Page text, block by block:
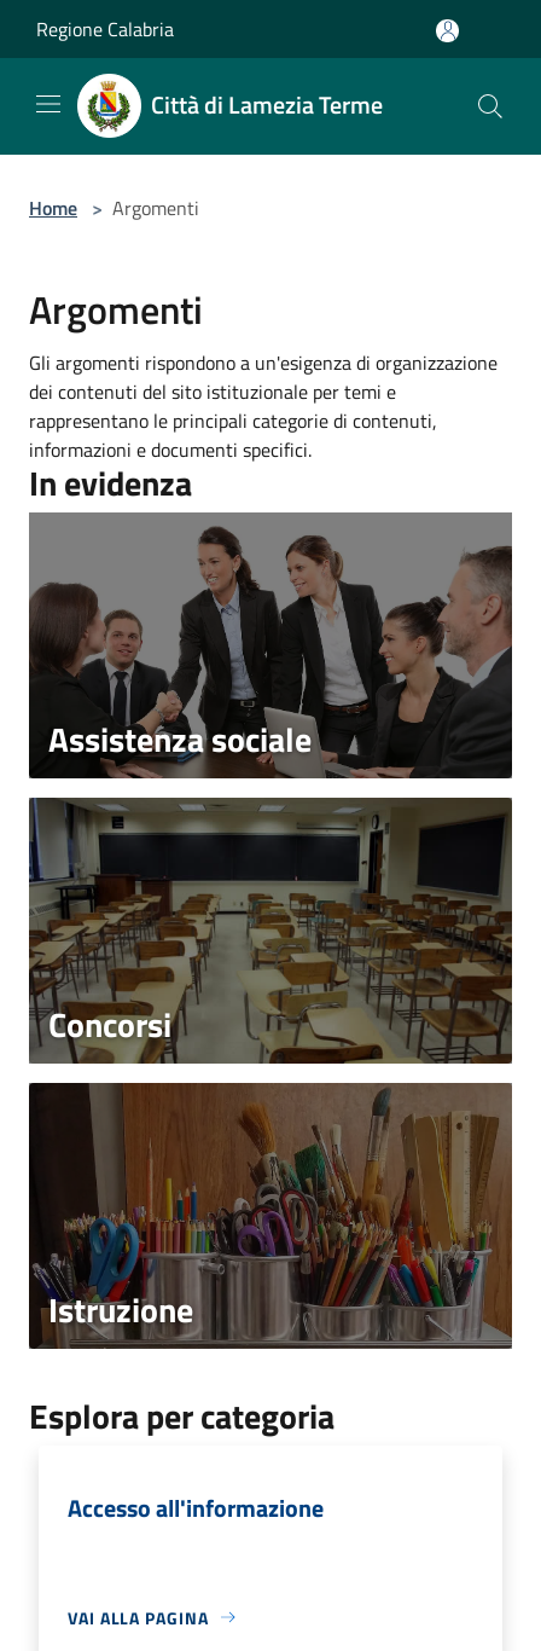
Regione Calabria
Città di Lamezia Terme
Home > Argomenti
Argomenti
Gli argomenti rispondono a un'esigenza di organizzazione
dei contenuti del sito istituzionale per temi e
rappresentano le principali categorie di contenuti,
informazioni e documenti specifici.
In evidenza
Assistenza sociale
Concorsi
Istruzione
Esplora per categoria
Accesso all'informazione
VAI ALLA PAGINA